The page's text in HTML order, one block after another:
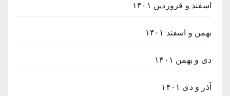
اسفند و فروردین ۱۴۰۱
بهمن و اسفند ۱۴۰۱
دی و بهمن ۱۴۰۱
آذر و دی ۱۴۰۱